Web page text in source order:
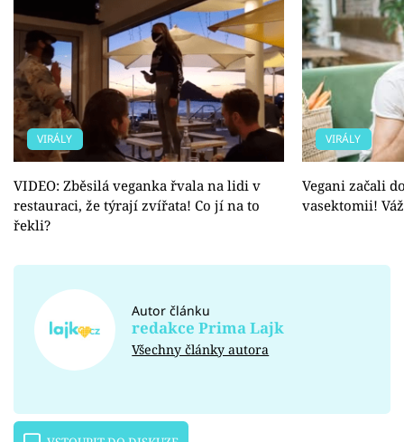
VIRÁLY
VIDEO: Zběsilá veganka řvala na lidi v
restauraci, že týrají zvířata! Co jí na to
řekli?
VIRÁLY
Vegani začali
vasektomii!
Autor článku
redakce Prima Lajk
Všechny články autora